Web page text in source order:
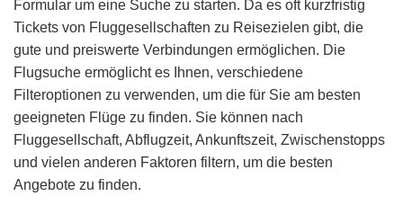
Formular um eine Suche zu starten. Da es oft kurzfristig
Tickets von Fluggesellschaften zu Reisezielen gibt, die
gute und preiswerte Verbindungen ermöglichen. Die
Flugsuche ermöglicht es Ihnen, verschiedene
Filteroptionen zu verwenden, um die für Sie am besten
geeigneten Flüge zu finden. Sie können nach
Fluggesellschaft, Abflugzeit, Ankunftszeit, Zwischenstopps
und vielen anderen Faktoren filtern, um die besten
Angebote zu finden.